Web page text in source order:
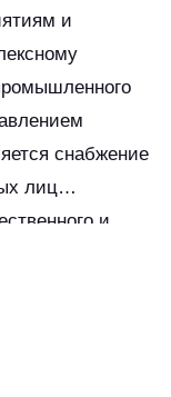
и
снабжение
лиц
и